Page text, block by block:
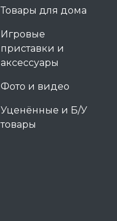
Товары для дома
Игровые
приставки и
аксессуары
Фото и видео
Уценённые и Б/У
товары